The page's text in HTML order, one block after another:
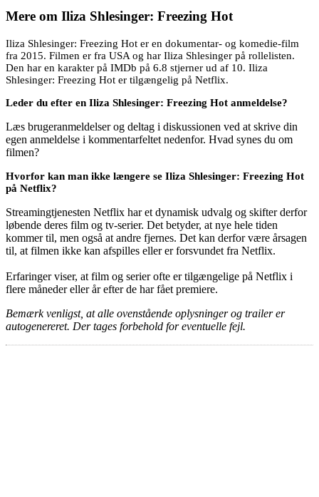
Mere om Iliza Shlesinger: Freezing Hot
Iliza Shlesinger: Freezing Hot er en dokumentar- og komedie-film
fra 2015. Filmen er fra USA og har Iliza Shlesinger på rollelisten.
Den har en karakter på IMDb på 6.8 stjerner ud af 10. Iliza
Shlesinger: Freezing Hot er tilgængelig på Netflix.
Leder du efter en Iliza Shlesinger: Freezing Hot anmeldelse?
Læs brugeranmeldelser og deltag i diskussionen ved at skrive din
egen anmeldelse i kommentarfeltet nedenfor. Hvad synes du om
filmen?
Hvorfor kan man ikke længere se Iliza Shlesinger: Freezing Hot
på Netflix?
Streamingtjenesten Netflix har et dynamisk udvalg og skifter derfor
løbende deres film og tv-serier. Det betyder, at nye hele tiden
kommer til, men også at andre fjernes. Det kan derfor være årsagen
til, at filmen ikke kan afspilles eller er forsvundet fra Netflix.
Erfaringer viser, at film og serier ofte er tilgængelige på Netflix i
flere måneder eller år efter de har fået premiere.
Bemærk venligst, at alle ovenstående oplysninger og trailer er
autogenereret. Der tages forbehold for eventuelle fejl.